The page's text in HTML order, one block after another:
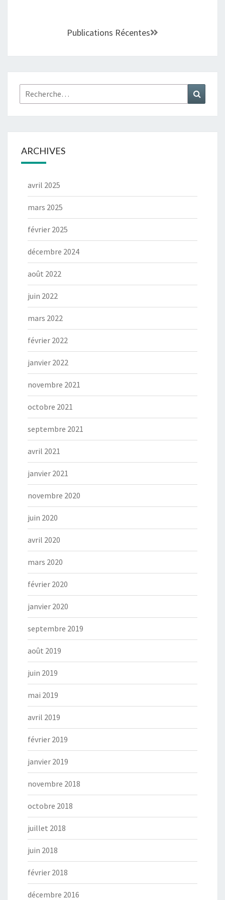
Publications Récentes
ARCHIVES
avril 2025
mars 2025
février 2025
décembre 2024
août 2022
juin 2022
mars 2022
février 2022
janvier 2022
novembre 2021
octobre 2021
septembre 2021
avril 2021
janvier 2021
novembre 2020
juin 2020
avril 2020
mars 2020
février 2020
janvier 2020
septembre 2019
août 2019
juin 2019
mai 2019
avril 2019
février 2019
janvier 2019
novembre 2018
octobre 2018
juillet 2018
juin 2018
février 2018
décembre 2016